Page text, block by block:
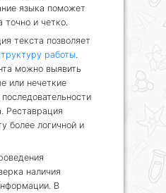
языка поможет
и четко.
текста позволяет
работы
можно выявить
или нечеткие
Реставрация
более логичной и
наличия
В